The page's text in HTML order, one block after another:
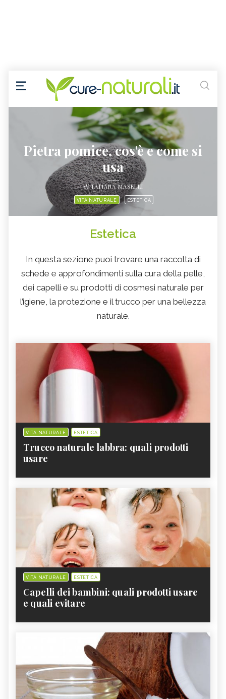
Pietra pomice, cos'è e come si
usa
diTATIANA MASELLI
VITA NATURALE ESTETICA
Estetica
In questa sezione puoi trovare una raccolta di
schede e approfondimenti sulla cura della pelle,
dei capelli e su prodotti di cosmesi naturale per
l’igiene, la protezione e il trucco per una bellezza
naturale.
VITA NATURALE ESTETICA
Trucco naturale labbra: quali prodotti
usare
VITA NATURALE ESTETICA
Capelli dei bambini: quali prodotti usare
e quali evitare